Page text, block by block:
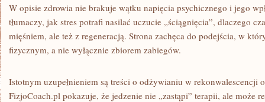
W opisie zdrowia nie brakuje wątku napięcia psychicznego i jego
tłumaczy, jak stres potrafi nasilać uczucie „ściągnięcia”, dlaczego
mięśniem, ale też z regeneracją. Strona zachęca do podejścia, w
fizycznym, a nie wyłącznie zbiorem zabiegów.
Istotnym uzupełnieniem są treści o odżywianiu w rekonwalescencji
FizjoCoach.pl pokazuje, że jedzenie nie „zastąpi” terapii, ale może